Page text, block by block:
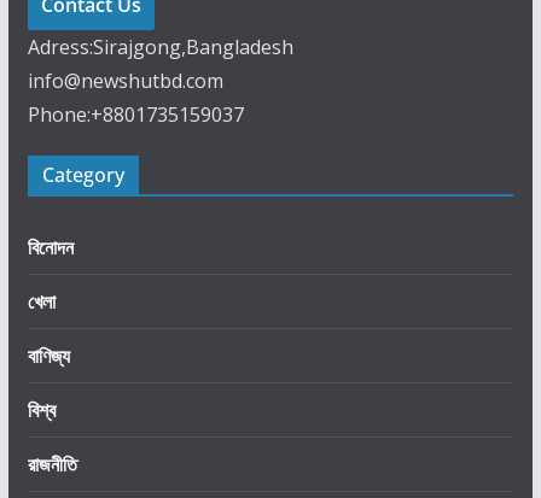
হে
ল
থ
কে
র
Adress:Sirajgong,Bangladesh
info@newshutbd.com
Phone:+8801735159037
Category
বিনোদন
খেলা
বাণিজ্য
বিশ্ব
রাজনীতি